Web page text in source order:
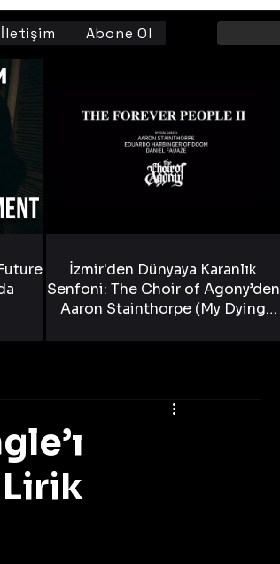
İletişim Abone Ol
Lirik
İzmir'den Dünyaya Karanlık
Senfoni: The Choir of Agony’den
Aaron Stainthorpe (My Dying